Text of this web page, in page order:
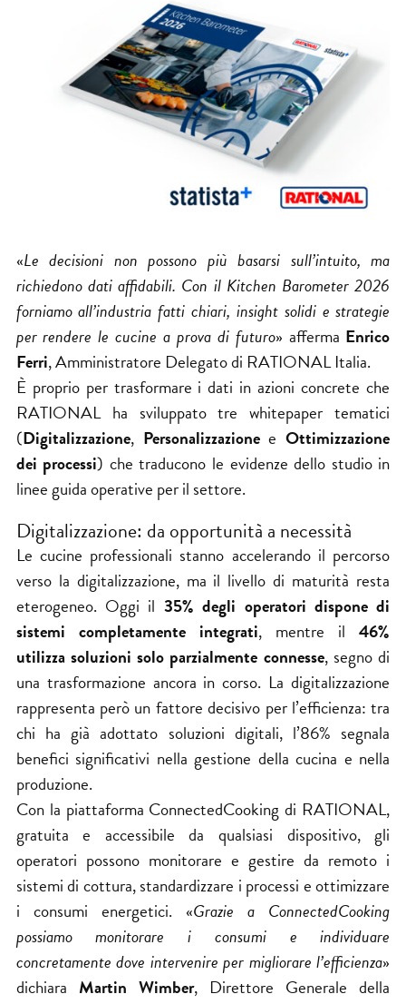
«Le decisioni non possono più basarsi sull’intuito, ma
richiedono dati affidabili. Con il Kitchen Barometer 2026
forniamo all’industria fatti chiari, insight solidi e strategie
per rendere le cucine a prova di futuro» afferma Enrico
Ferri, Amministratore Delegato di RATIONAL Italia.
È proprio per trasformare i dati in azioni concrete che
RATIONAL ha sviluppato tre whitepaper tematici
(Digitalizzazione, PersonalizzazioneeOttimizzazione
dei processi) che traducono le evidenze dello studio in
linee guida operative per il settore.
Digitalizzazione: da opportunità a necessità
Le cucine professionali stanno accelerando il percorso
verso la digitalizzazione, ma il livello di maturità resta
eterogeneo. Oggi il 35% degli operatori dispone di
sistemi completamente integrati, mentre il46%
utilizza soluzioni solo parzialmente connesse, segno di
una trasformazione ancora in corso. La digitalizzazione
rappresenta però un fattore decisivo per l’efficienza: tra
chi ha già adottato soluzioni digitali, l’86% segnala
benefici significativi nella gestione della cucina e nella
produzione.
Con la piattaforma ConnectedCooking di RATIONAL,
gratuita e accessibile da qualsiasi dispositivo, gli
operatori possono monitorare e gestire da remoto i
sistemi di cottura, standardizzare i processi e ottimizzare
i consumi energetici. «Grazie a ConnectedCooking
possiamo monitorare i consumi e individuare
concretamente dove intervenire per migliorare l’efficienza»
dichiara Martin Wimber, Direttore Generale della